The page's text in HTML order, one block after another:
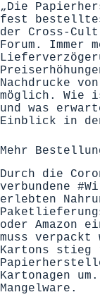
„Die
fest
der Cross-
Forum. Immer
Nachdrucke
möglich. Wie
und was
Einblick in
Mehr
Durch die
verbundene
erlebten
oder Amazon
muss verpackt
Kartons
Kartonagen
Mangelware.